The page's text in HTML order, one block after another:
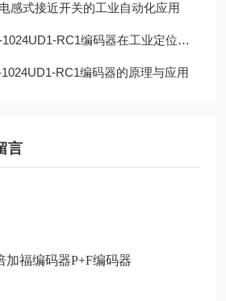
感式接近开关的工业自动化应用
RC1编码器在工业定位中的应用
RC1编码器的原理与应用
言
加福编码器P+F编码器